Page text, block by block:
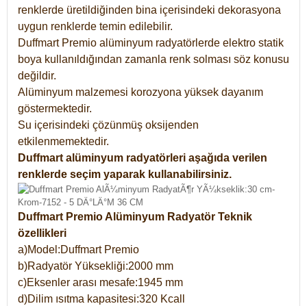
renklerde üretildiğinden bina içerisindeki dekorasyona
uygun renklerde temin edilebilir.
Duffmart Premio alüminyum radyatörlerde elektro statik
boya kullanıldığından zamanla renk solması söz konusu
değildir.
Alüminyum malzemesi korozyona yüksek dayanım
göstermektedir.
Su içerisindeki çözünmüş oksijenden
etkilenmemektedir.
Duffmart alüminyum radyatörleri aşağıda verilen
renklerde seçim yaparak kullanabilirsiniz.
Duffmart Premio Alüminyum Radyatör Teknik
özellikleri
a)Model:Duffmart Premio
b)Radyatör Yüksekliği:2000 mm
c)Eksenler arası mesafe:1945 mm
d)Dilim ısıtma kapasitesi:320 Kcall